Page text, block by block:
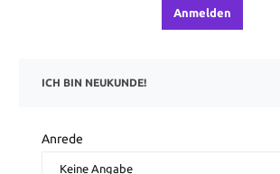
Anmelden
ICH BIN NEUKUNDE!
Persönliche Informationen
Anrede